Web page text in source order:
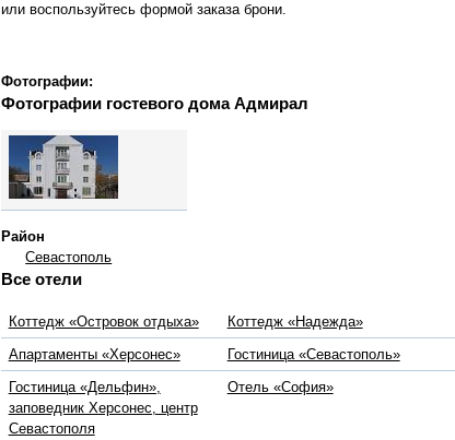
или воспользуйтесь формой заказа брони.
Фотографии:
Фотографии гостевого дома Адмирал
Район
Севастополь
Все отели
Коттедж «Островок отдыха» Коттедж «Надежда»
Апартаменты «Херсонес»
Гостиница «Севастополь»
Гостиница «Дельфин»,
заповедник Херсонес, центр
Севастополя
Отель «София»